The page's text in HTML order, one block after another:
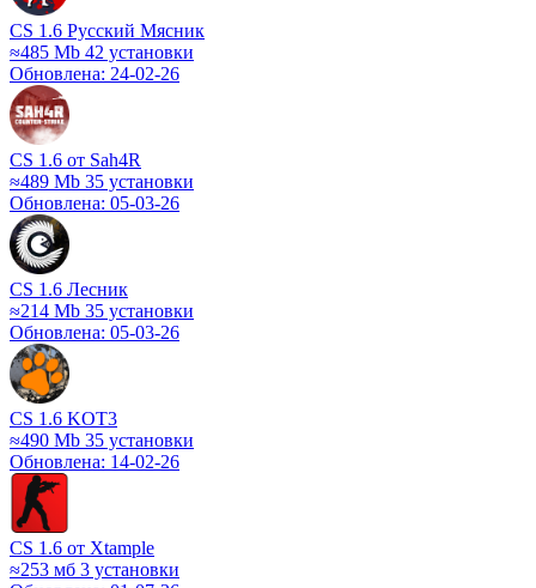
CS 1.6 Русский Мясник
≈485 Mb 42 установки
Обновлена: 24-02-26
CS 1.6 от Sah4R
≈489 Mb 35 установки
Обновлена: 05-03-26
CS 1.6 Лесник
≈214 Mb 35 установки
Обновлена: 05-03-26
CS 1.6 KOT3
≈490 Mb 35 установки
Обновлена: 14-02-26
CS 1.6 от Xtample
≈253 мб 3 установки